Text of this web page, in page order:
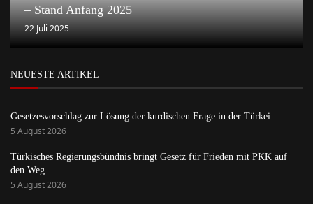
– Stand Anfang 2025
22 Juli 2025
NEUESTE ARTIKEL
Gesetzesvorschlag zur Lösung der kurdischen Frage in der Türkei
5 August 2026
Türkisches Regierungsbündnis bringt Gesetz für Frieden mit PKK auf
den Weg
5 August 2026